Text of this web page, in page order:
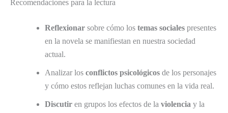
Recomendaciones para la lectura
Reflexionar sobre cómo los temas sociales presentes
en la novela se manifiestan en nuestra sociedad
actual.
Analizar los conflictos psicológicos de los personajes
y cómo estos reflejan luchas comunes en la vida real.
Discutir en grupos los efectos de la violencia y la